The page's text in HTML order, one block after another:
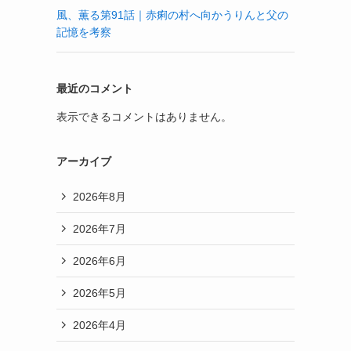
風、薫る第91話｜赤痢の村へ向かうりんと父の
記憶を考察
最近のコメント
表示できるコメントはありません。
アーカイブ
2026年8月
2026年7月
2026年6月
2026年5月
2026年4月